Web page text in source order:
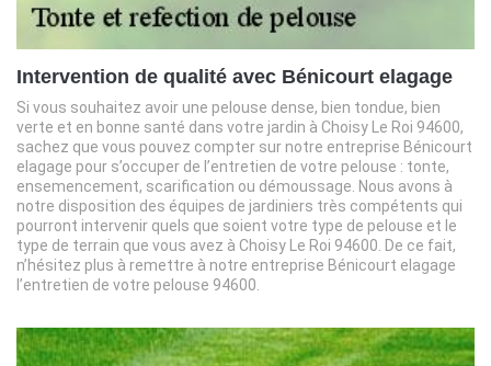
Intervention de qualité avec Bénicourt elagage
Si vous souhaitez avoir une pelouse dense, bien tondue, bien
verte et en bonne santé dans votre jardin à Choisy Le Roi 94600,
sachez que vous pouvez compter sur notre entreprise Bénicourt
elagage pour s’occuper de l’entretien de votre pelouse : tonte,
ensemencement, scarification ou démoussage. Nous avons à
notre disposition des équipes de jardiniers très compétents qui
pourront intervenir quels que soient votre type de pelouse et le
type de terrain que vous avez à Choisy Le Roi 94600. De ce fait,
n’hésitez plus à remettre à notre entreprise Bénicourt elagage
l’entretien de votre pelouse 94600.